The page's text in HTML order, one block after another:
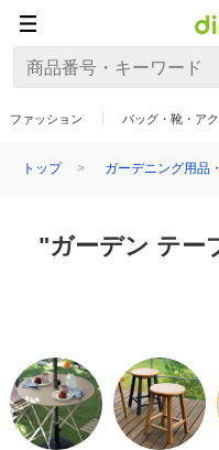
ファッション バッグ・靴・ア
トップ ガーデニング用品
"ガーデン テー